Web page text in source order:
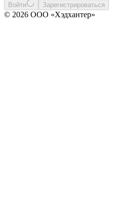
Войти Зарегистрироваться
© 2026 ООО «Хэдхантер»